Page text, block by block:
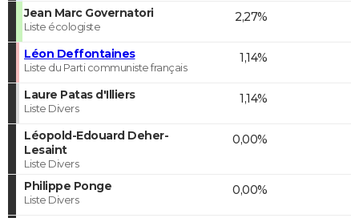
Jean Marc Governatori
Liste écologiste
2,27%
Léon Deffontaines
Liste du Parti communiste français
1,14%
Laure Patas d'Illiers
Liste Divers
1,14%
Léopold-Edouard Deher-
Lesaint
Liste Divers
0,00%
Philippe Ponge
Liste Divers
0,00%